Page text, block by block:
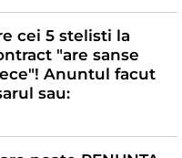
cei 5 stelisti la
"are sanse
Anuntul facut
sau: